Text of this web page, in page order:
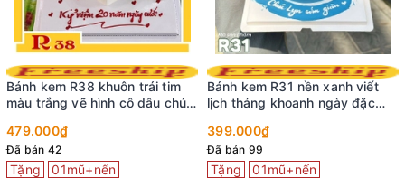
Bánh kem R38 khuôn trái tim
màu trắng vẽ hình cô dâu chú
479.000₫
Đã bán 42
Tặng 01mũ+nến
Bánh kem R31 nền xanh viết
lịch tháng khoanh ngày đặc
399.000₫
Đã bán 99
Tặng 01mũ+nến